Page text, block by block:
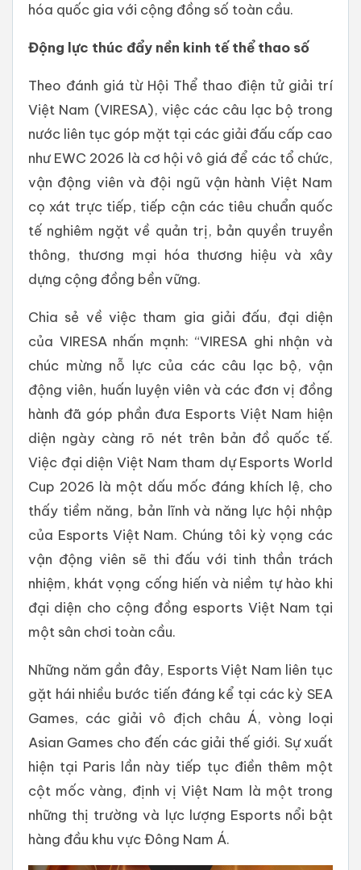
hóa quốc gia với cộng đồng số toàn cầu.
Động lực thúc đẩy nền kinh tế thể thao số
Theo đánh giá từ Hội Thể thao điện tử giải trí
Việt Nam (VIRESA), việc các câu lạc bộ trong
nước liên tục góp mặt tại các giải đấu cấp cao
như EWC 2026 là cơ hội vô giá để các tổ chức,
vận động viên và đội ngũ vận hành Việt Nam
cọ xát trực tiếp, tiếp cận các tiêu chuẩn quốc
tế nghiêm ngặt về quản trị, bản quyền truyền
thông, thương mại hóa thương hiệu và xây
dựng cộng đồng bền vững.
Chia sẻ về việc tham gia giải đấu, đại diện
của VIRESA nhấn mạnh: “VIRESA ghi nhận và
chúc mừng nỗ lực của các câu lạc bộ, vận
động viên, huấn luyện viên và các đơn vị đồng
hành đã góp phần đưa Esports Việt Nam hiện
diện ngày càng rõ nét trên bản đồ quốc tế.
Việc đại diện Việt Nam tham dự Esports World
Cup 2026 là một dấu mốc đáng khích lệ, cho
thấy tiềm năng, bản lĩnh và năng lực hội nhập
của Esports Việt Nam. Chúng tôi kỳ vọng các
vận động viên sẽ thi đấu với tinh thần trách
nhiệm, khát vọng cống hiến và niềm tự hào khi
đại diện cho cộng đồng esports Việt Nam tại
một sân chơi toàn cầu.
Những năm gần đây, Esports Việt Nam liên tục
gặt hái nhiều bước tiến đáng kể tại các kỳ SEA
Games, các giải vô địch châu Á, vòng loại
Asian Games cho đến các giải thế giới. Sự xuất
hiện tại Paris lần này tiếp tục điền thêm một
cột mốc vàng, định vị Việt Nam là một trong
những thị trường và lực lượng Esports nổi bật
hàng đầu khu vực Đông Nam Á.